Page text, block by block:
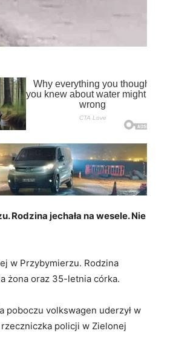
Rodzina jechała na wesele. Nie
w Przybymierzu. Rodzina
żona oraz 35-letnia córka.
poboczu volkswagen uderzył w
policji w Zielonej